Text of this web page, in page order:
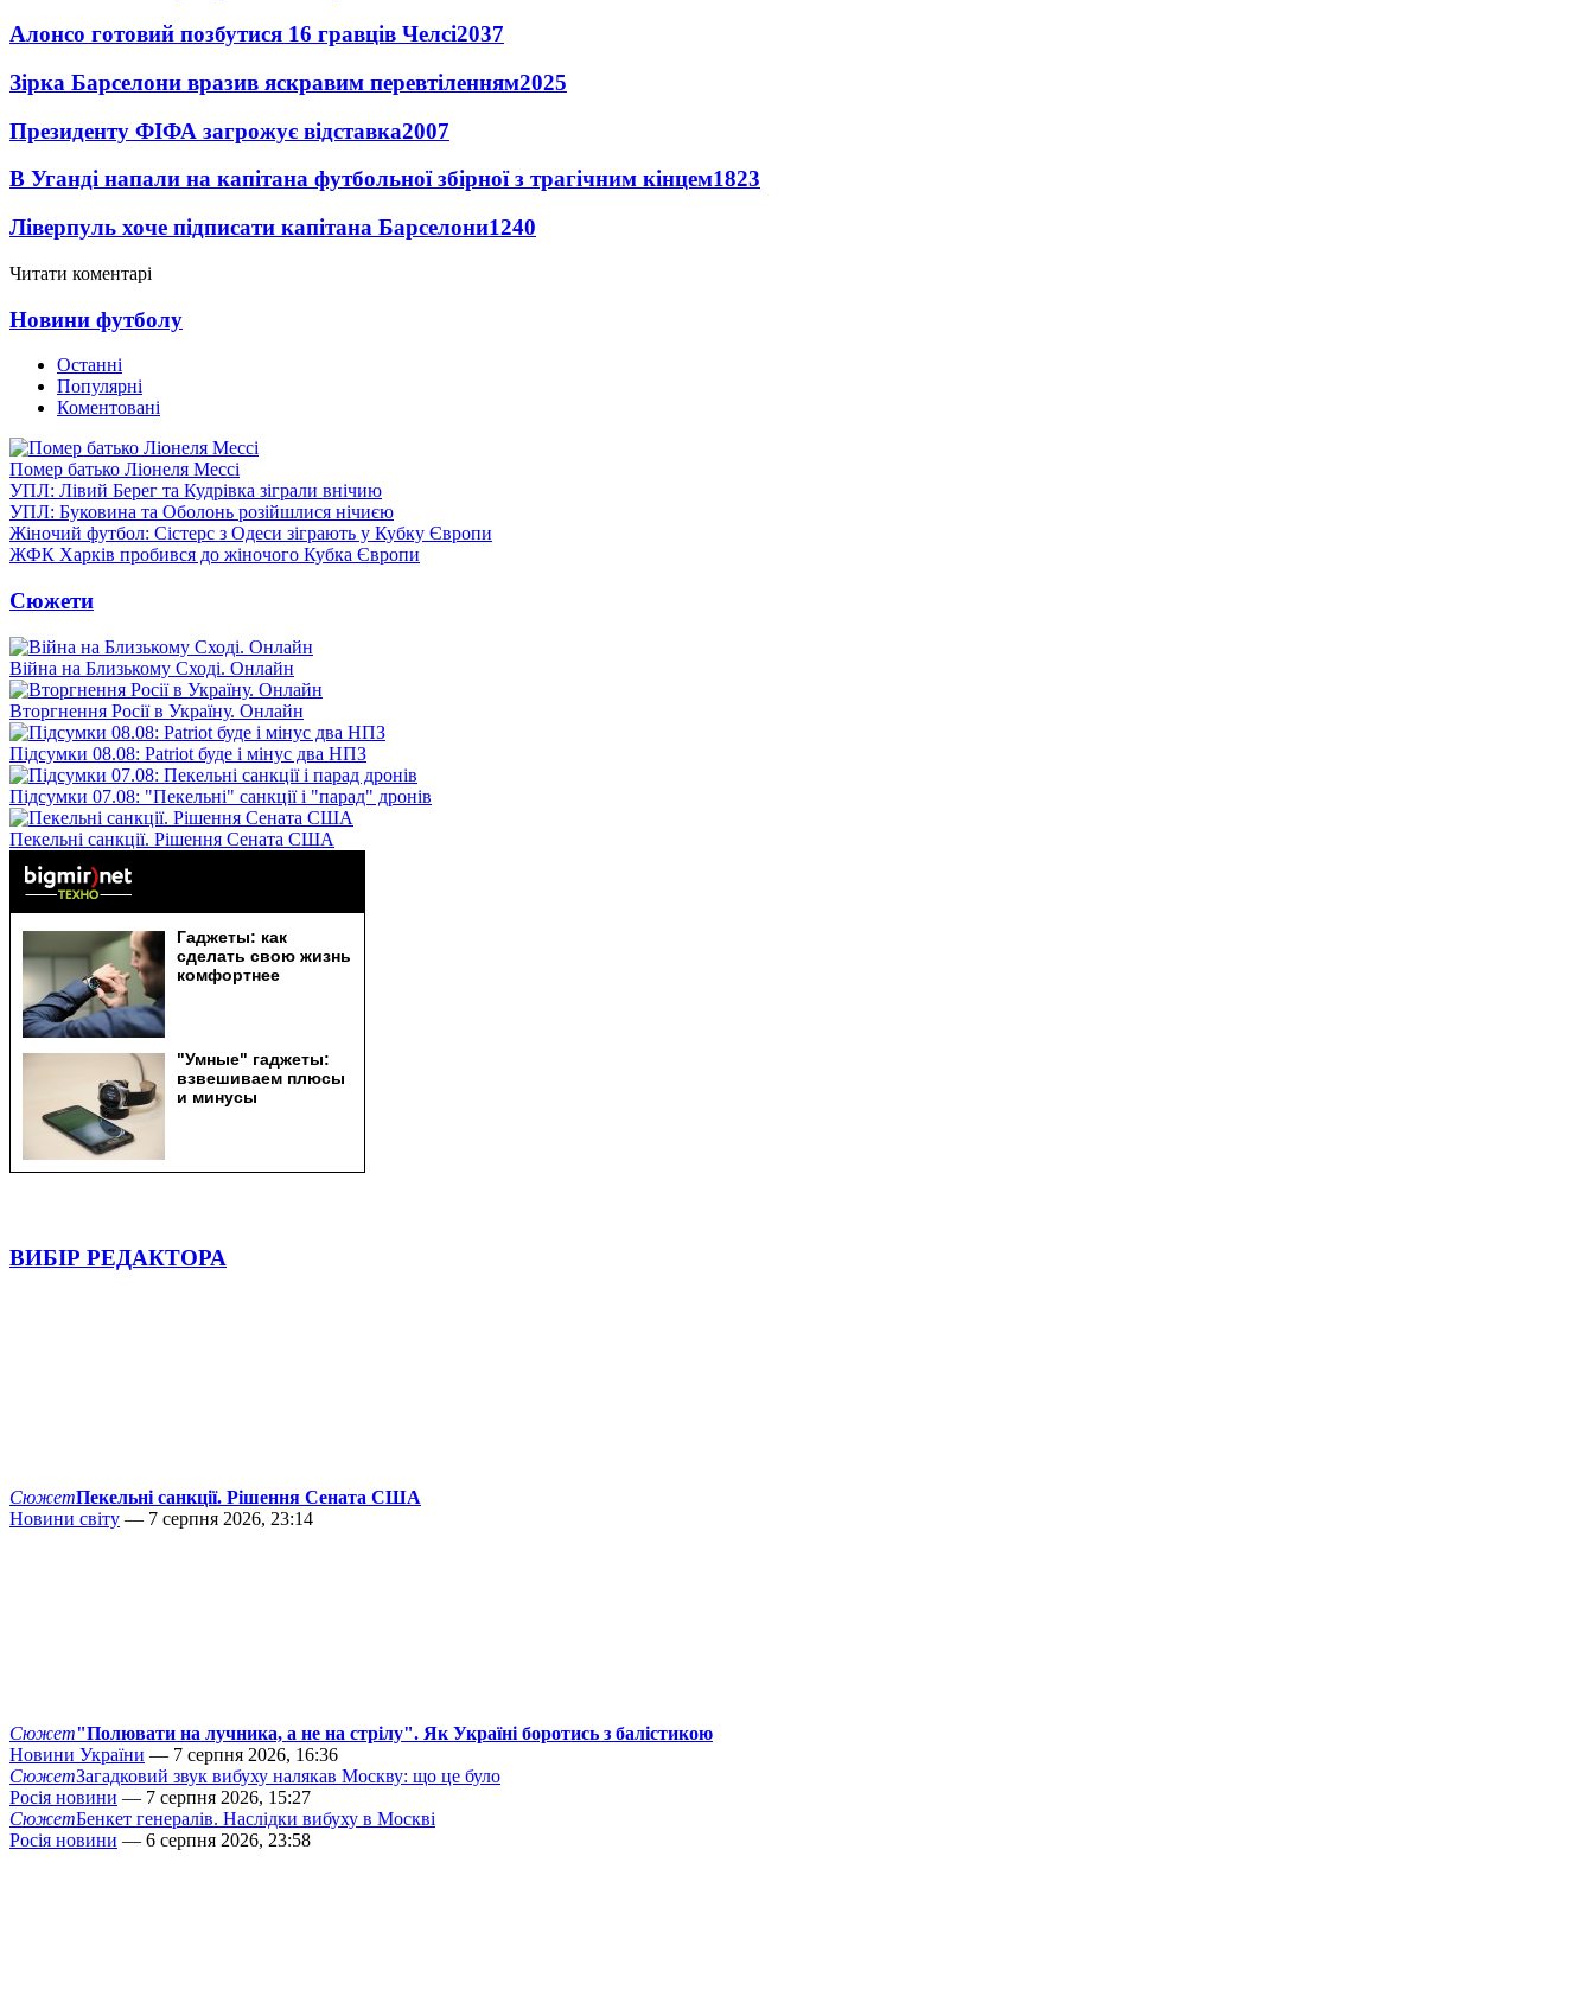
Алонсо готовий позбутися 16 гравців Челсі2037
Зірка Барселони вразив яскравим перевтіленням2025
Президенту ФІФА загрожує відставка2007
В Уганді напали на капітана футбольної збірної з трагічним кінцем1823
Ліверпуль хоче підписати капітана Барселони1240
Читати коментарі
Новини футболу
Останні
Популярні
Коментовані
Помер батько Ліонеля Мессі
УПЛ: Лівий Берег та Кудрівка зіграли внічию
УПЛ: Буковина та Оболонь розійшлися нічиєю
Жіночий футбол: Сістерс з Одеси зіграють у Кубку Європи
ЖФК Харків пробився до жіночого Кубка Європи
Сюжети
Війна на Близькому Сході. Онлайн
Вторгнення Росії в Україну. Онлайн
Підсумки 08.08: Patriot буде і мінус два НПЗ
Підсумки 07.08: "Пекельні" санкції і "парад" дронів
Пекельні санкції. Рішення Сената США
ВИБІР РЕДАКТОРА
СюжетПекельні санкції. Рішення Сената США
Новини світу — 7 серпня 2026, 23:14
Сюжет"Полювати на лучника, а не на стрілу". Як Україні боротись з балістикою
Новини України — 7 серпня 2026, 16:36
СюжетЗагадковий звук вибуху налякав Москву: що це було
Росія новини — 7 серпня 2026, 15:27
СюжетБенкет генералів. Наслідки вибуху в Москві
Росія новини — 6 серпня 2026, 23:58